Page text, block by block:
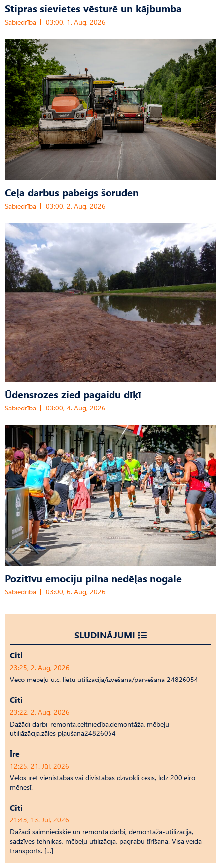
Stipras sievietes vēsturē un kājbumba
Sabiedrība 03:00, 1. Aug, 2026
Ceļa darbus pabeigs šoruden
Sabiedrība 03:00, 2. Aug, 2026
Ūdensrozes zied pagaidu dīķī
Sabiedrība 03:00, 4. Aug, 2026
Pozitīvu emociju pilna nedēļas nogale
Sabiedrība 03:00, 6. Aug, 2026
SLUDINĀJUMI
Citi
23:25, 2. Aug, 2026
Veco mēbeļu u.c. lietu utilizācija/izvešana/pārvešana 24826054
Citi
23:22, 2. Aug, 2026
Dažādi darbi-remonta,celtniecība,demontāža, mēbeļu
utiliāzācija,zāles pļaušana24826054
Īrē
12:25, 21. Jūl, 2026
Vēlos īrēt vienistabas vai divistabas dzīvokli cēsīs, līdz 200 eiro
mēnesī.
Citi
21:43, 13. Jūl, 2026
Dažādi saimnieciskie un remonta darbi, demontāža-utilizācija,
sadzīves tehnikas, mēbeļu utilizācija, pagrabu tīrīšana. Visa veida
transports. […]